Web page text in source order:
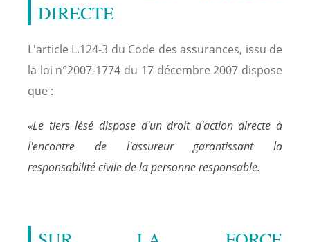
DIRECTE
L'article L.124-3 du Code des assurances, issu de
la loi n°2007-1774 du 17 décembre 2007 dispose
que :
«Le tiers lésé dispose d'un droit d'action directe à
l'encontre de l'assureur garantissant la
responsabilité civile de la personne responsable.